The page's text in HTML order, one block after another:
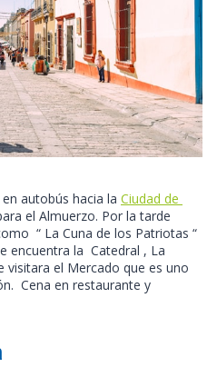
autobús hacia la Ciudad de
el Almuerzo. Por la tarde
“ La Cuna de los Patriotas “
encuentra la Catedral , La
el Mercado que es uno
Cena en restaurante y